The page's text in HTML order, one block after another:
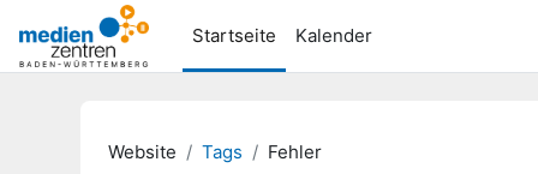
Zum Hauptinhalt
Startseite
Kalender
Website Tags Fehler